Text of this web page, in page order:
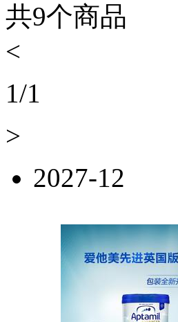
共9个商品
<
1/1
>
2027-12